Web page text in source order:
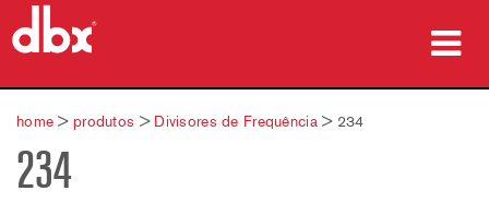
produtos
Case Studies
home >produtos > Divisores de Frequência> 234
234